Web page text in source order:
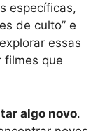
específicas,
de culto” e
essas
filmes que
algo novo.